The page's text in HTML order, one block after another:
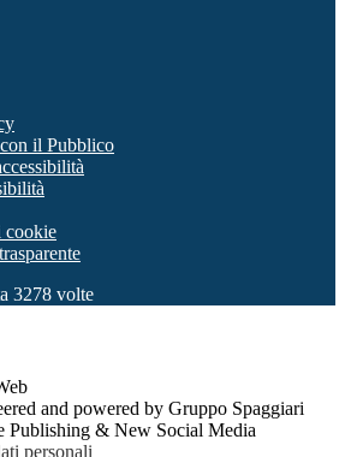
il Pubblico
cookie
3278 volte
and powered by Gruppo Spaggiari
Publishing & New Social Media
personali